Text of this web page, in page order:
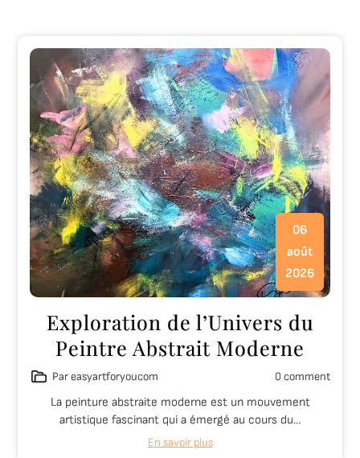
06
août
2026
Exploration de l’Univers du
Peintre Abstrait Moderne
Par easyartforyoucom 0 comment
La peinture abstraite moderne est un mouvement
artistique fascinant qui a émergé au cours du…
En savoir plus